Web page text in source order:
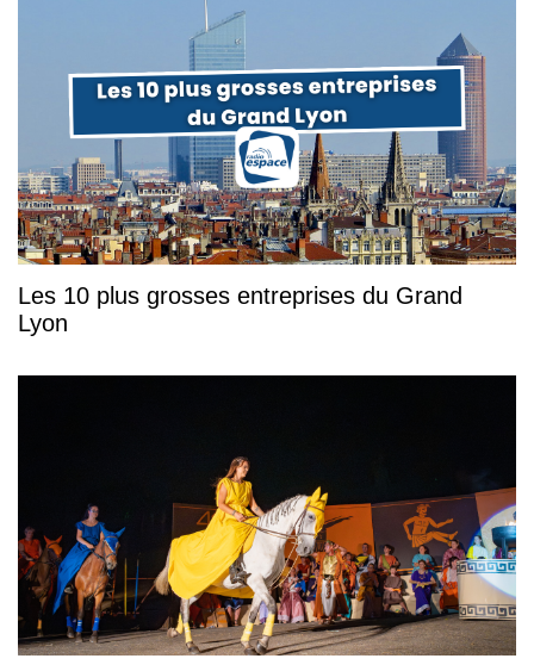
Les 10 plus grosses entreprises du Grand
Lyon